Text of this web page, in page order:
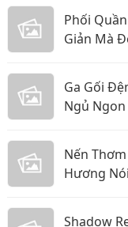
Phối
Giản Mà
Ga Gối
Ngủ
Nến
Hương
Shadow